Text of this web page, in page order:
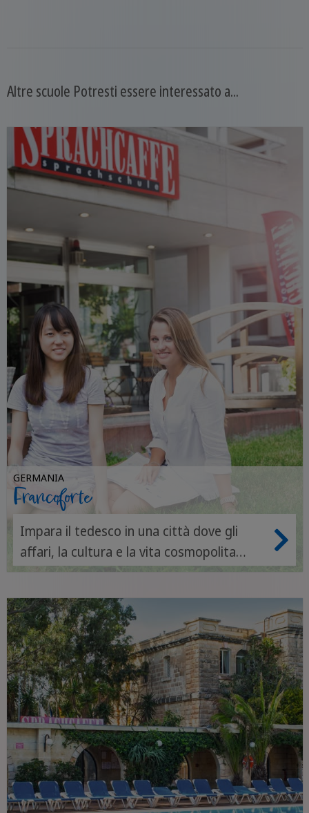
Altre scuole Potresti essere interessato a...
GERMANIA
Francoforte
Impara il tedesco in una città dove gli
affari, la cultura e la vita cosmopolita
parlano un'unica lingua.